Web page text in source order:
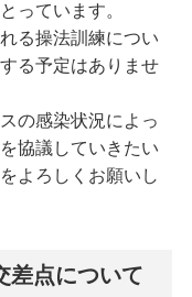
っています。
る操法訓練につい
る予定はありませ
の感染状況によっ
協議していきたい
よろしくお願いし
差点について